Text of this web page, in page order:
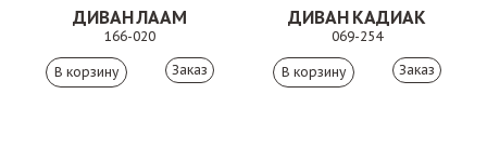
ДИВАН ЛААМ
166-020
Заказ
ДИВАН КАДИАК
069-254
Заказ